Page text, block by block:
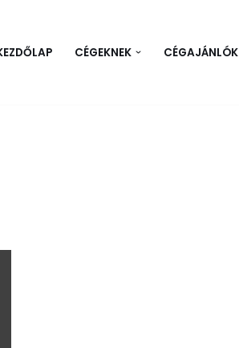
CÉGEKNEK CÉGAJÁNLÓK